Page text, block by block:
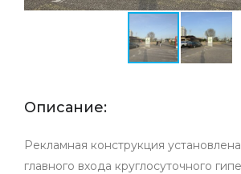
Описание:
Рекламная конструкция
главного входа круглосуточного